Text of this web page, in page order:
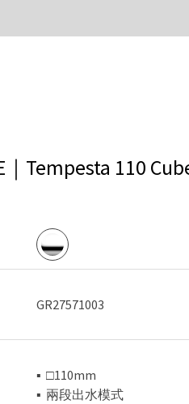
｜Tempesta 110
GR27571003
▪ □110mm
▪ 兩段出水模式